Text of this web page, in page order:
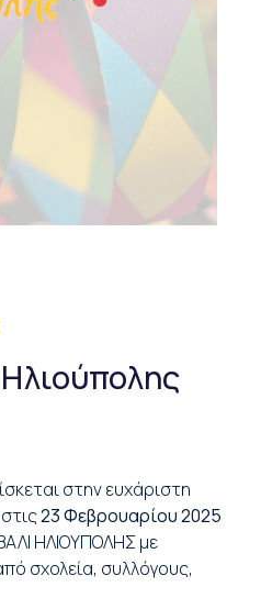
στην ευχάριστη
23 Φεβρουαρίου 2025
ΗΛΙΟΥΠΟΛΗΣ με
σχολεία, συλλόγους,